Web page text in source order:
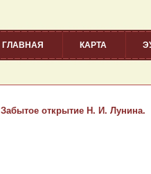
ГЛАВНАЯ КАРТА
Забытое открытие Н. И. Лунина.